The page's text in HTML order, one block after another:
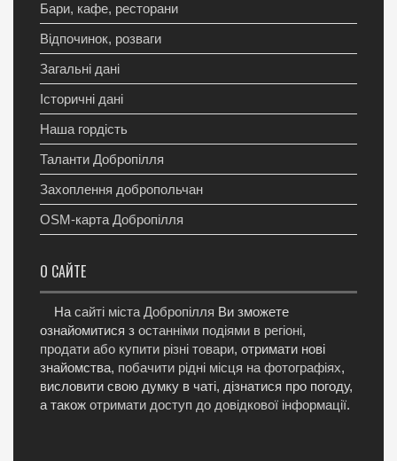
Бари, кафе, ресторани
Відпочинок, розваги
Загальні дані
Історичні дані
Наша гордість
Таланти Добропілля
Захоплення добропольчан
OSM-карта Добропілля
О САЙТЕ
На сайті міста Добропілля Ви зможете
ознайомитися з останніми подіями в регіоні,
продати або купити різні товари, отримати нові
знайомства, побачити рідні місця на фотографіях,
висловити свою думку в чаті, дізнатися про погоду,
а також отримати доступ до довідкової інформації.